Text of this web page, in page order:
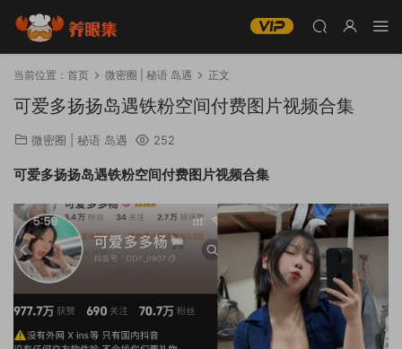
当前位置： 首页 微密圈 | 秘语 岛遇 正文
可爱多扬扬岛遇铁粉空间付费图片视频合集
微密圈 | 秘语 岛遇 252
可爱多扬扬岛遇铁粉空间付费图片视频合集